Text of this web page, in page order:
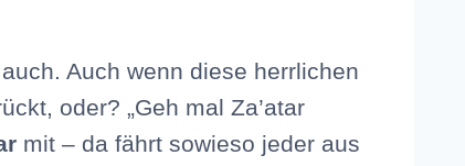
Auch wenn diese herrlichen
oder? „Geh mal Za’atar
mit – da fährt sowieso jeder aus